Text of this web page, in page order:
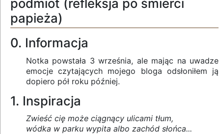
podmiot (refleksja po śmierci
papieża)
0. Informacja
Notka powstała 3 września, ale mając na uwadze
emocje czytających mojego bloga odsłoniłem ją
dopiero pół roku później.
1. Inspiracja
Zwieść cię może ciągnący ulicami tłum,
wódka w parku wypita albo zachód słońca...